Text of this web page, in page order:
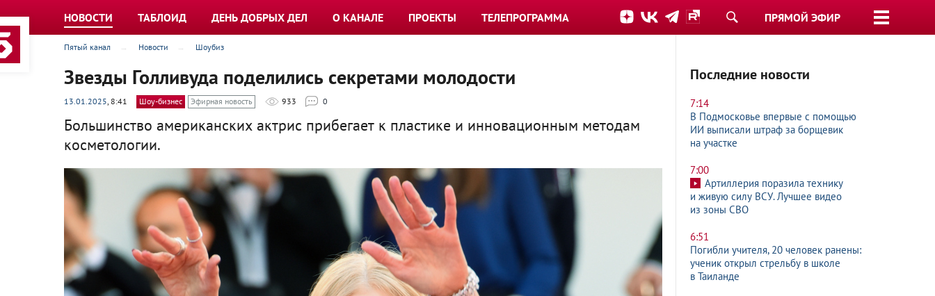
ПРЯМОЙ ЭФИР
НОВОСТИ ТАБЛОИД ДЕНЬ ДОБРЫХ ДЕЛ О КАНАЛЕ ПРОЕКТЫ ТЕЛЕПРОГРАММА
Пятый канал Новости Шоубиз
Звезды Голливуда поделились секретами молодости
13.01.2025, 8:41 Шоу-бизнес Эфирная новость 933 0
Большинство американских актрис прибегает к пластике и инновационным методам
косметологии.
Последние новости
7:14
В Подмосковье впервые с помощью
ИИ выписали штраф за борщевик
на участке
7:00
Артиллерия поразила технику
и живую силу ВСУ. Лучшее видео
из зоны СВО
6:51
Погибли учителя, 20 человек ранены:
ученик открыл стрельбу в школе
в Таиланде